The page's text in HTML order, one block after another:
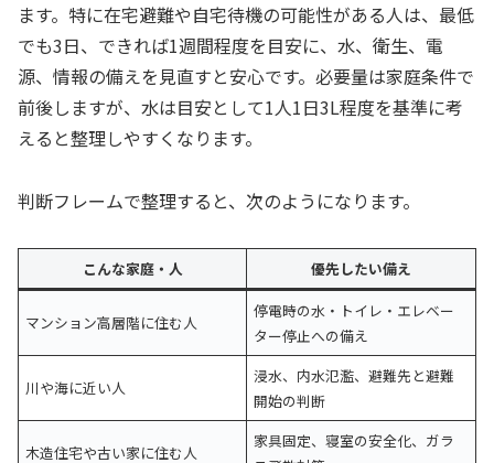
ます。特に在宅避難や自宅待機の可能性がある人は、最低
でも3日、できれば1週間程度を目安に、水、衛生、電
源、情報の備えを見直すと安心です。必要量は家庭条件で
前後しますが、水は目安として1人1日3L程度を基準に考
えると整理しやすくなります。
判断フレームで整理すると、次のようになります。
こんな家庭・人 優先したい備え
マンション高層階に住む人
停電時の水・トイレ・エレベー
ター停止への備え
川や海に近い人
浸水、内水氾濫、避難先と避難
開始の判断
木造住宅や古い家に住む人
家具固定、寝室の安全化、ガラ